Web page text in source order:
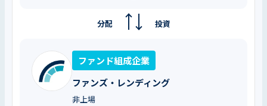
投資
分配
ファンド組成企業
ファンズ・レンディング
非上場